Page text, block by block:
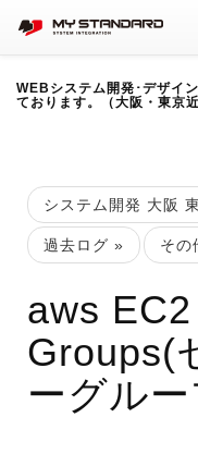
WEBシステム開発･デザイ
ております。（大阪・東京近
システム開発 大阪
過去ログ » その
aws
Groups(
ーグル